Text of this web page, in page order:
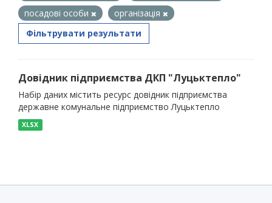
посадові особи
організація
Фільтрувати результати
Довідник підприємства ДКП "Луцьктепло"
Набір даних містить ресурс довідник підприємства
державне комунальне підприємство Луцьктепло
XLSX